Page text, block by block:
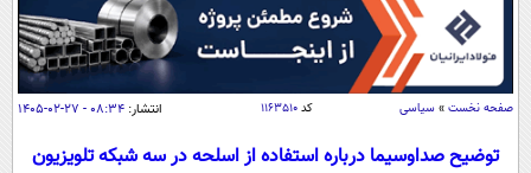
پیوند ها
سواد زندگی
اقتصاد
اقتصادی
جامعه
صفحه نخست » سیاسی کد۱۱۶۳۵۱۰ انتشار: ۰۸:۳۴ - ۲۷-۰۲-۱۴۰۵
توضیح صداوسیما درباره استفاده از اسلحه در سه شبکه تلویزیون